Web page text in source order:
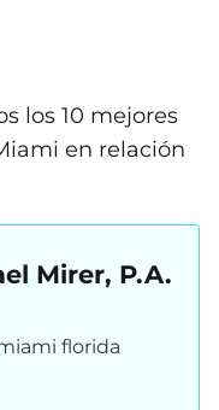
los 10 mejores
en relación
Mirer, P.A.